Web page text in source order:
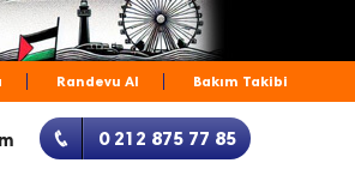
Randevu Al Bakım Takibi
0 212 875 77 85